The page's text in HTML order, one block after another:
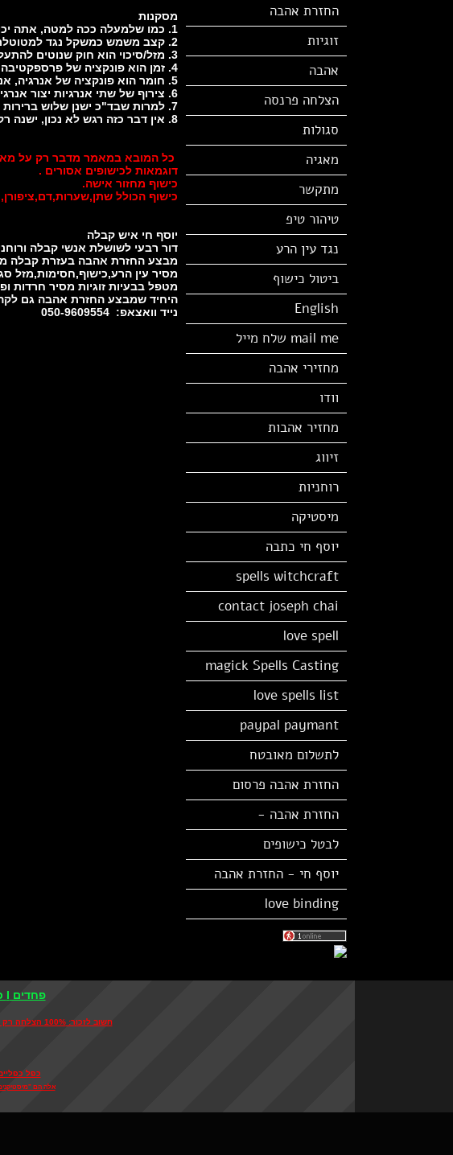
החזרת אהבה
זוגיות
אהבה
הצלחה פרנסה
סגולות
מאגיה
מתקשר
טיהור טיפ
נגד עין הרע
ביטול כישוף
English
mail me שלח מייל
מחזירי אהבה
וודו
מחזיר אהבות
זיווג
רוחניות
מיסטיקה
יוסף חי כתבה
spells witchcraft
contact joseph chai
love spell
magick Spells Casting
love spells list
paypal paymant
לתשלום מאובטח
החזרת אהבה פרסום
החזרת אהבה -
לבטל כישופים
יוסף חי - החזרת אהבה
love binding
מסקנות
1. כמו שלמעלה ככה למטה, אתה יכול לאמוד את היקום בעזרת אטום אחד.
2. קצב משמש כמשקל נגד למטוטלת.
3. מזל/סיכוי הוא חוק שנוטים להתעלם ממנו.
4. זמן הוא פונקציה של פרספקטיבה הנתונה לסך ההיבטים הפסיכולוגים של החברה בה אתה חי.
5. חומר הוא פונקציה של אנרגיה, אנרגיה אפשר להמיר אבל אי אפשר להרוס.
6. צירוף של שתי אנרגיות יצור אנרגיה חדשה אשר תהיה מורכבת משתי האנרגיות המקוריות.
7. למרות שבד"כ ישנן שלוש ברירות אפשריות, אתה תמיד יכול לחשוב על אחת נוספת.
8. אין דבר כזה רגש לא נכון, ישנה רק הבנה שגויה .
כל המובא במאמר מדבר רק על
דוגמאות לכישופים אסורים .
כישוף מחזור אישה.
כישוף הכולל
יוסף חי איש קבלה
דור רבעי לשושלת אנשי קבלה
מבצע החזרת אהבה בעזרת קבלה
מסיר עין הרע,כישוף,חסימות,מזל
מטפל בבעיות זוגיות מסיר חרדות
היחיד שמבצע החזרת אהבה גם
נייד וואצאפ: 050-9609554
פחדים I כישוף I כישופים I מזל I גורל I עין הרע I קבלה
חשוב לזכור: 100% הצלחה רק בורא עולם נותן אל תאמינו לכל איש מיסטיקה או איש קבלה או מכשף שבמבטיח
כפל
אלה הם